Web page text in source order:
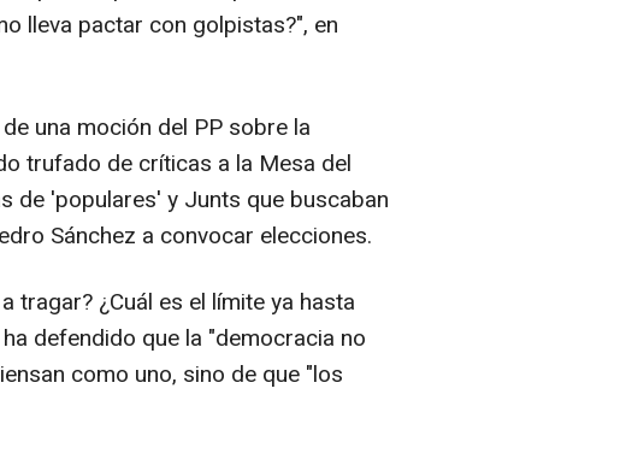
lleva pactar con golpistas?", en
una moción del PP sobre la
trufado de críticas a la Mesa del
de 'populares' y Junts que buscaban
Sánchez a convocar elecciones.
tragar? ¿Cuál es el límite ya hasta
defendido que la "democracia no
como uno, sino de que "los